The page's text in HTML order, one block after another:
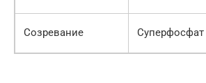
Созревание Суперфосфат